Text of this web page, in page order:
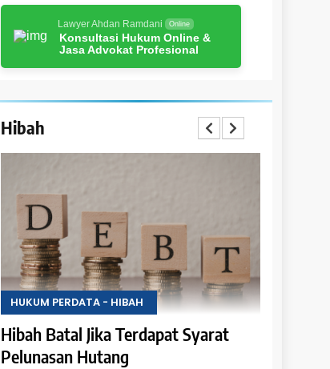
Lawyer Ahdan Ramdani Online
Konsultasi Hukum Online &
Jasa Advokat Profesional
Hibah
HUKUM PERDATA - HIBAH
Hibah Batal Jika Terdapat Syarat
Pelunasan Hutang